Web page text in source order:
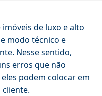
de luxo e alto
modo técnico e
Nesse sentido,
erros que não
podem colocar em